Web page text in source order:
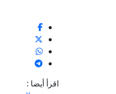
اقرأ أيضا :